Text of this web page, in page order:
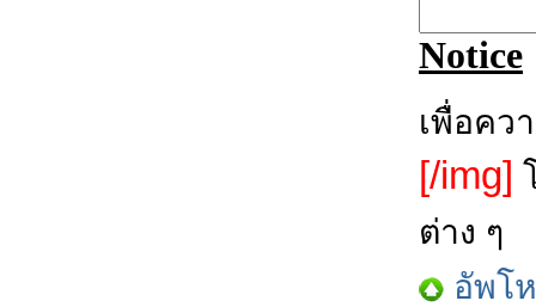
Notice
เพื่อคว
[/img]
ต่าง ๆ
อัพโ